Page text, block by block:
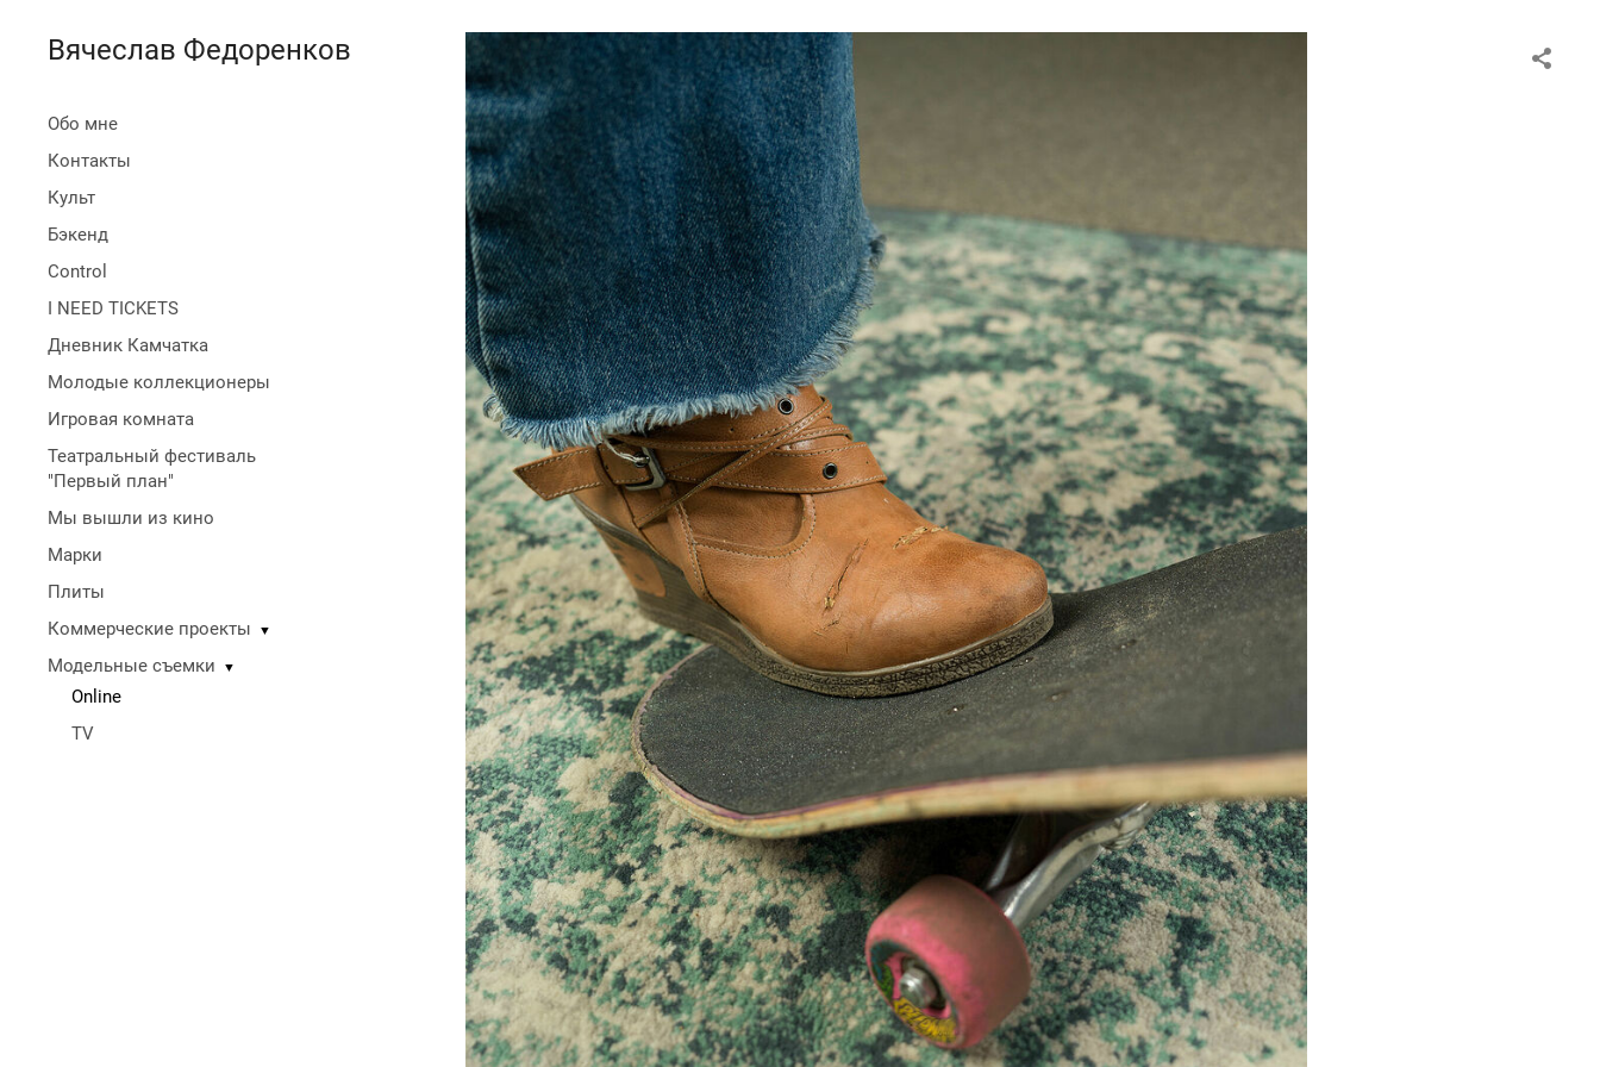
Вячеслав Федоренков
Обо мне
Контакты
Культ
Бэкенд
Control
I NEED TICKETS
Дневник Камчатка
Молодые коллекционеры
Игровая комната
Театральный фестиваль
"Первый план"
Мы вышли из кино
Марки
Плиты
Коммерческие проекты
▼
Модельные съемки ▼
Online
TV